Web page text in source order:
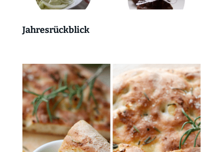
Jahresrückblick